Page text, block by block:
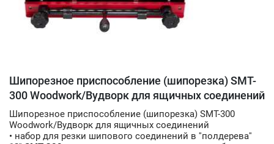
Шипорезное приспособление (шипорезка) SMT-
300 Woodwork/Вудворк для ящичных соединений
Шипорезное приспособление (шипорезка) SMT-300
Woodwork/Вудворк для ящичных соединений
• набор для резки шипового соединений в ''полдерева''